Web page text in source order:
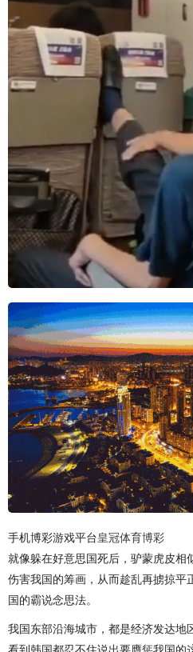
手机博彩游戏平台皇冠体育博彩
就像躲在好意思国死后，驴蒙虎皮相
伤害我国的筹画，从而趁乱再掳掠平
国的霸说念思法。
我国东部沿海城市，都是经济发达地
看到韩国都忍不住说出要膺惩我国的